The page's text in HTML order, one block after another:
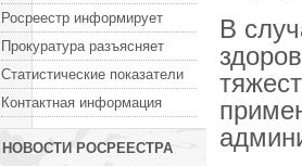
Росреестр информирует
Прокуратура разъясняет
Статистические показатели
Контактная информация
НОВОСТИ РОСРЕЕСТРА
В